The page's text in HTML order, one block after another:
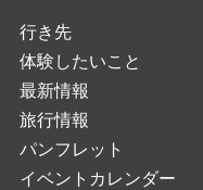
行き先
体験したいこと
最新情報
旅行情報
パンフレット
イベントカレンダー